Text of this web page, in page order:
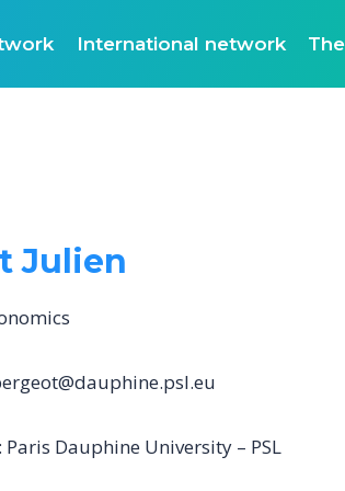
International network
Julien
: Paris Dauphine University – PSL